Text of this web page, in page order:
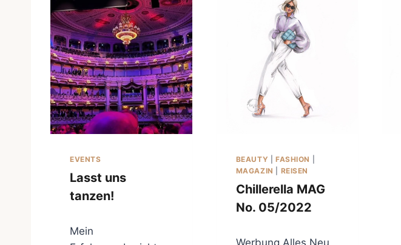
E
L
L
A
B
U
C
H
C
L
U
H
R
T
U
I
M
M
E
I
E
H
EVENTS
Lasst uns
tanzen!
Mein
BEAUTY FASHION
MAGAZIN
REISEN
Chillerella MAG
No. 05/2022